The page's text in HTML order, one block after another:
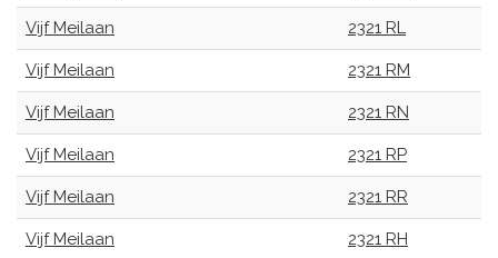
Vijf Meilaan 2321 RL
Vijf Meilaan 2321 RM
Vijf Meilaan 2321 RN
Vijf Meilaan 2321 RP
Vijf Meilaan 2321 RR
Vijf Meilaan 2321 RH